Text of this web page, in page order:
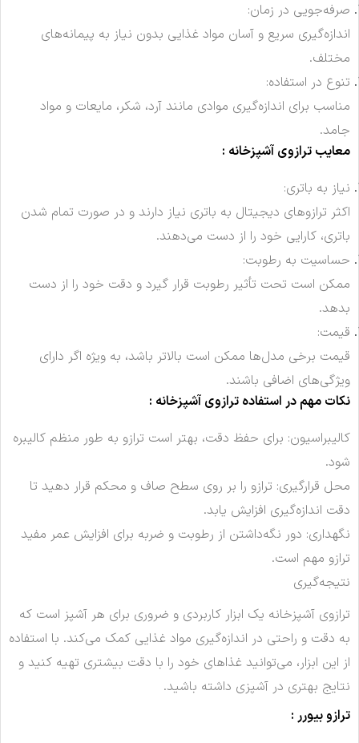
صرفه‌جویی در زمان:
اندازه‌گیری سریع و آسان مواد غذایی بدون نیاز به پیمانه‌های
مختلف.
تنوع در استفاده:
مناسب برای اندازه‌گیری موادی مانند آرد، شکر، مایعات و مواد
جامد.
معایب ترازوی آشپزخانه :
نیاز به باتری:
اکثر ترازوهای دیجیتال به باتری نیاز دارند و در صورت تمام شدن
باتری، کارایی خود را از دست می‌دهند.
حساسیت به رطوبت:
ممکن است تحت تأثیر رطوبت قرار گیرد و دقت خود را از دست
بدهد.
قیمت:
قیمت برخی مدل‌ها ممکن است بالاتر باشد، به ویژه اگر دارای
ویژگی‌های اضافی باشند.
نکات مهم در استفاده ترازوی آشپزخانه :
کالیبراسیون: برای حفظ دقت، بهتر است ترازو به طور منظم کالیبره
شود.
محل قرارگیری: ترازو را بر روی سطح صاف و محکم قرار دهید تا
دقت اندازه‌گیری افزایش یابد.
نگهداری: دور نگه‌داشتن از رطوبت و ضربه برای افزایش عمر مفید
ترازو مهم است.
نتیجه‌گیری
ترازوی آشپزخانه یک ابزار کاربردی و ضروری برای هر آشپز است که
به دقت و راحتی در اندازه‌گیری مواد غذایی کمک می‌کند. با استفاده
از این ابزار، می‌توانید غذاهای خود را با دقت بیشتری تهیه کنید و
نتایج بهتری در آشپزی داشته باشید.
ترازو بیورر :